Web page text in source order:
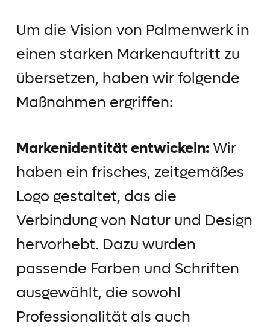
Um die Vision von Palmenwerk in
einen starken Markenauftritt zu
übersetzen, haben wir folgende
Maßnahmen ergriffen:
Markenidentität entwickeln:Wir
haben ein frisches, zeitgemäßes
Logo gestaltet, das die
Verbindung von Natur und Design
hervorhebt. Dazu wurden
passende Farben und Schriften
ausgewählt, die sowohl
Professionalität als auch